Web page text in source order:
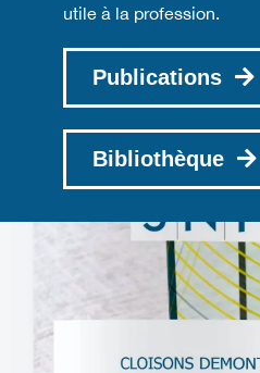
utile à la profession.
Publications
Bibliothèque